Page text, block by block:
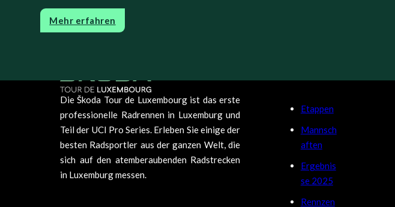
Mehr erfahren
Die Škoda Tour de Luxembourg ist das erste
professionelle Radrennen in Luxemburg und
Teil der UCI Pro Series. Erleben Sie einige der
besten Radsportler aus der ganzen Welt, die
sich auf den atemberaubenden Radstrecken
in Luxemburg messen.
Etappen
Mannsch
aften
Ergebnis
se 2025
Rennzen